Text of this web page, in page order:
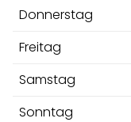
Donnerstag
Freitag
Samstag
Sonntag